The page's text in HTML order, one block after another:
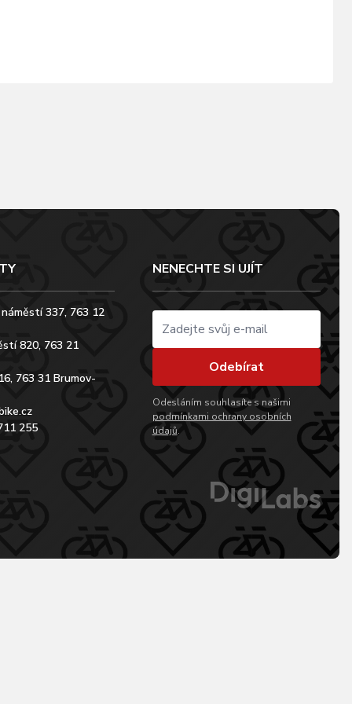
337, 763 12
820, 763 21
763 31 Brumov-
255
NENECHTE SI UJÍT
Odebírat
Odesláním souhlasíte s našimi
podmínkami ochrany osobních
údajů.